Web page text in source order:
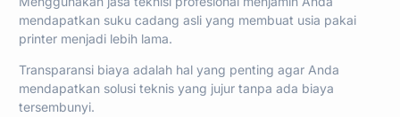
mendapatkan suku cadang asli yang membuat usia pakai
printer menjadi lebih lama.
Transparansi biaya adalah hal yang penting agar Anda
mendapatkan solusi teknis yang jujur tanpa ada biaya
tersembunyi.